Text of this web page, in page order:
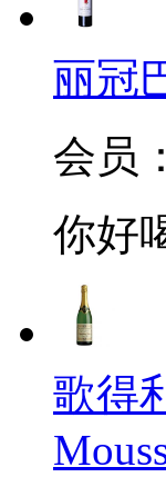
丽冠
会员
你好
歌得